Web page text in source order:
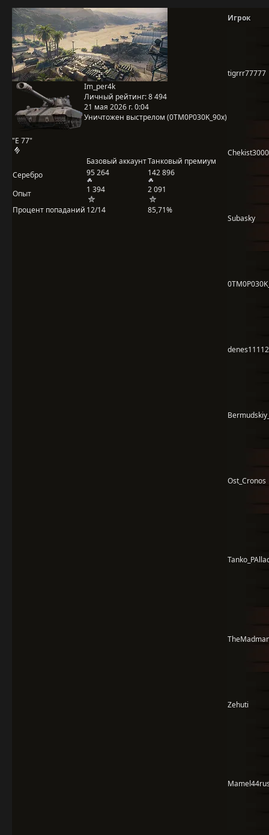
"E 77"
Im_per4k
Личный рейтинг:8 494
21 мая 2026 г. 0:04
Уничтожен выстрелом (0TM0P030K_90x)
Базовый аккаунтТанковый премиум
Серебро
95 264 142 896
Опыт 1 394
2 091
Процент попаданий 12/14 85,71%
Игрок
tigrrr77777
Chekist3000
Subasky
Ost_Cronos
Zehuti